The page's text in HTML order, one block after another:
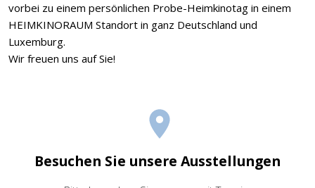
vorbei zu einem persönlichen Probe-Heimkinotag in einem
HEIMKINORAUM Standort in ganz Deutschland und
Luxemburg.
Wir freuen uns auf Sie!
Besuchen Sie unsere Ausstellungen